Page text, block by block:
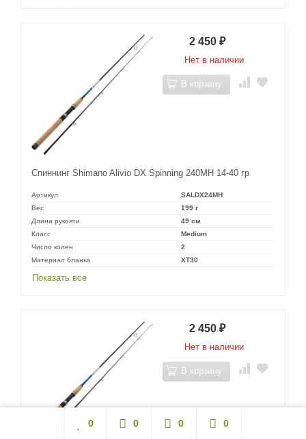
Спиннинг Shimano Alivio DX Spinning 240MH 14-40 гр
Артикул
SALDX24MH
Вес
199 г
Длина рукояти
49 см
Класс
Medium
Число колен
2
Материал бланка
XT30
Показать все
2 450 ₽
Нет в наличии
В корзину
2 450 ₽
Нет в наличии
В корзину
0 0 0 0